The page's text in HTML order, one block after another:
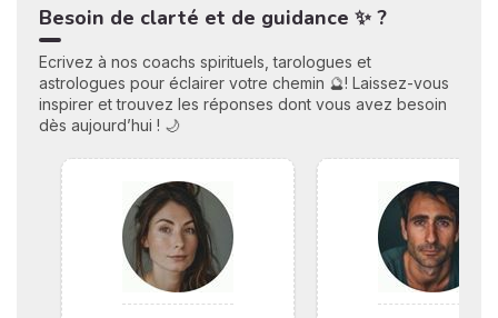
Besoin de clarté et de guidance ✨ ?
Ecrivez à nos coachs spirituels, tarologues et
astrologues pour éclairer votre chemin 🔮! Laissez-vous
inspirer et trouvez les réponses dont vous avez besoin
dès aujourd’hui ! 🌙